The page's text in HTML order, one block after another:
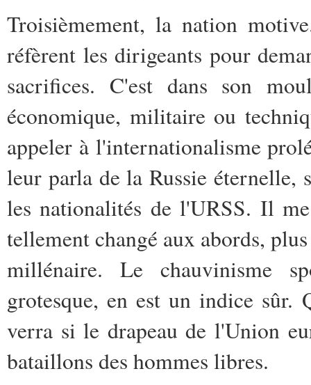
Troisièmement, la nation
réfèrent les dirigeants pour
sacrifices. C'est dans son
économique, militaire ou
appeler à l'internationalisme
leur parla de la Russie éternelle,
les nationalités de l'URSS. Il
tellement changé aux abords,
millénaire. Le chauvinisme
grotesque, en est un indice sûr.
verra si le drapeau de l'Union
bataillons des hommes libres.